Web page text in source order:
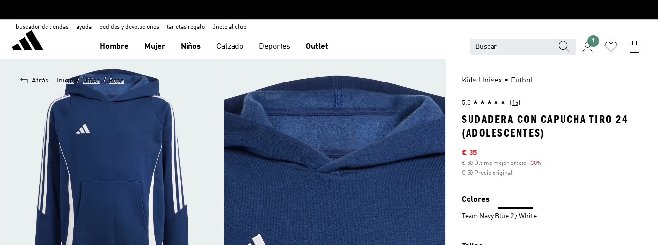
buscador de tiendas ayuda pedidos y devoluciones tarjetas regalo únete al club
Hombre Mujer Niños Calzado Deportes Outlet
1
Atrás Inicio / Niños / Ropa Kids Unisex • Fútbol
5.0 (16)
SUDADERA CON CAPUCHA TIRO 24
(ADOLESCENTES)
Precio rebajado
€ 35
€ 50 Último mejor precio -30%
€ 50 Precio original
Colores
Team Navy Blue 2 / White